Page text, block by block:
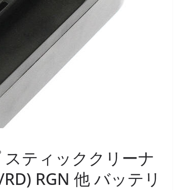
ティッククリーナ
RGN 他 バッテリ